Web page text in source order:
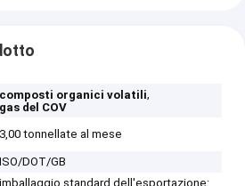
composti organici volatili,
gas del COV
3,00 tonnellate al mese
ISO/DOT/GB
imballaggio standard dell'esportazione: